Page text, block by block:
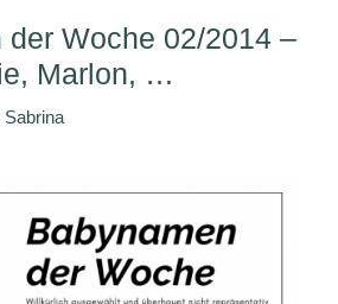
der Woche 02/2014 –
Marlon, …
Sabrina